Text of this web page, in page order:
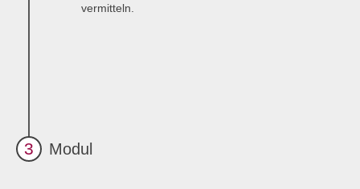
vermitteln.
3 Modul